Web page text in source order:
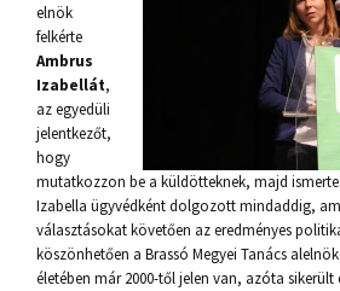
elnök
felkérte
Ambrus
Izabellát,
az egyedüli
jelentkezőt,
hogy
mutatkozzon be a küldötteknek, majd
Izabella ügyvédként dolgozott mindaddig,
választásokat követően az eredményes
köszönhetően a Brassó Megyei Tanács
életében már 2000-től jelen van, azóta sikerült